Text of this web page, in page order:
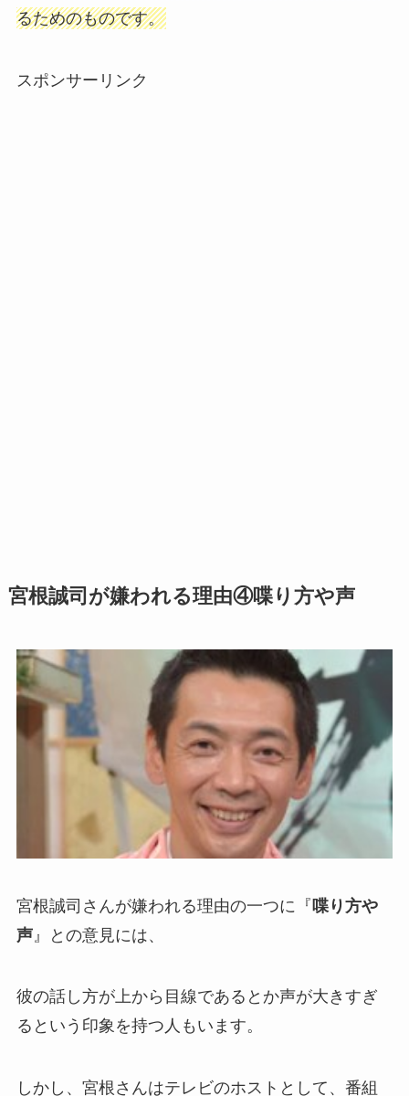
るためのものです。
スポンサーリンク
宮根誠司が嫌われる理由④喋り方や声
宮根誠司さんが嫌われる理由の一つに『 喋り方や
声』との意見には、
彼の話し方が上から目線であるとか声が大きすぎ
るという印象を持つ人もいます。
しかし、宮根さんはテレビのホストとして、番組